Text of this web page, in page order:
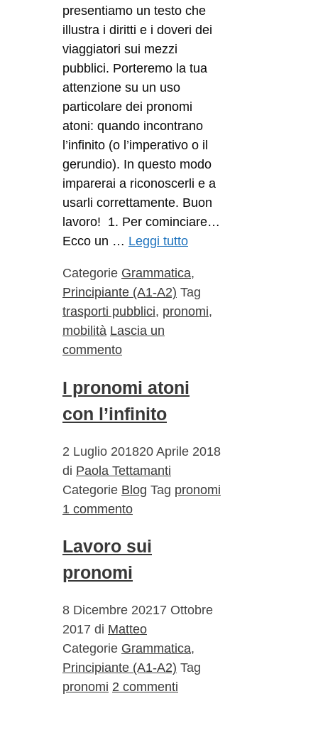
presentiamo un testo che
illustra i diritti e i doveri dei
viaggiatori sui mezzi
pubblici. Porteremo la tua
attenzione su un uso
particolare dei pronomi
atoni: quando incontrano
l’infinito (o l’imperativo o il
gerundio). In questo modo
imparerai a riconoscerli e a
usarli correttamente. Buon
lavoro! 1. Per cominciare…
Ecco un … Leggi tutto
Categorie Grammatica,
Principiante (A1-A2) Tag
trasporti pubblici, pronomi,
mobilità Lascia un
commento
I pronomi atoni
con l’infinito
2 Luglio 201820 Aprile 2018
di Paola Tettamanti
Categorie Blog Tag pronomi
1 commento
Lavoro sui
pronomi
8 Dicembre 20217 Ottobre
2017 di Matteo
Categorie Grammatica,
Principiante (A1-A2) Tag
pronomi 2 commenti